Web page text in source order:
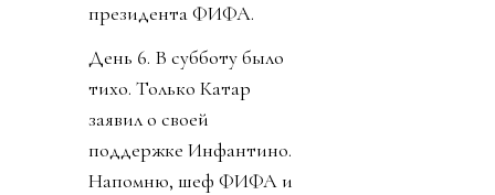
президента ФИФА.
День 6. В субботу было
тихо. Только Катар
заявил о своей
поддержке Инфантино.
Напомню, шеф ФИФА и